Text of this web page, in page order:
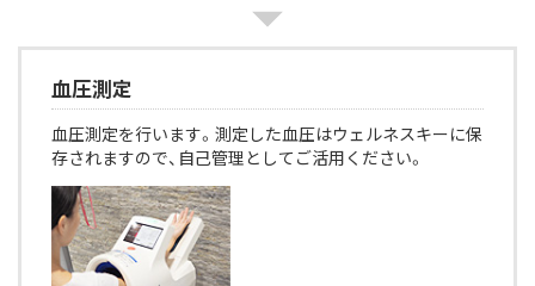
血圧測定
血圧測定を行います。測定した血圧はウェルネスキーに保
存されますので、自己管理としてご活用ください。